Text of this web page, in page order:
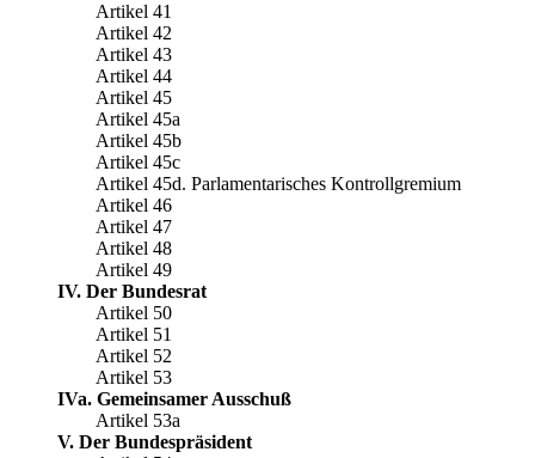
Artikel 41
Artikel 42
Artikel 43
Artikel 44
Artikel 45
Artikel 45a
Artikel 45b
Artikel 45c
Artikel 45d. Parlamentarisches Kontrollgremium
Artikel 46
Artikel 47
Artikel 48
Artikel 49
IV. Der Bundesrat
Artikel 50
Artikel 51
Artikel 52
Artikel 53
IVa. Gemeinsamer Ausschuß
Artikel 53a
V. Der Bundespräsident